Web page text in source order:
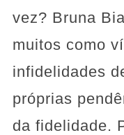
vez? Bruna
muitos como
infidelidades
próprias
da fidelidade.